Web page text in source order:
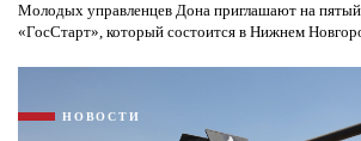
Молодых управленцев Дона приглашают на
«ГосСтарт», который состоится в Нижнем
НОВОСТИ